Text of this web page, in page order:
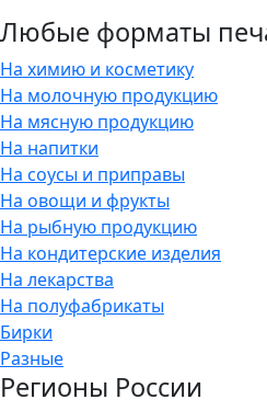
Любые форматы
На химию и косметику
На молочную продукцию
На мясную продукцию
На напитки
На соусы и приправы
На овощи и фрукты
На рыбную продукцию
На кондитерские изделия
На лекарства
На полуфабрикаты
Бирки
Разные
Регионы России